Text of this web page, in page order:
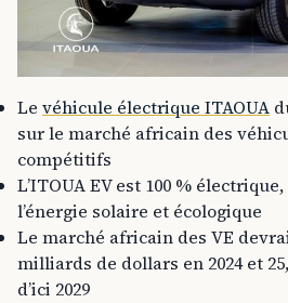
Le véhicule électrique ITAOUA
sur le marché africain des
compétitifs
L’ITOUA EV est 100 %
l’énergie solaire et écologique
Le marché africain des VE
milliards de dollars en 2024 et
d’ici 2029